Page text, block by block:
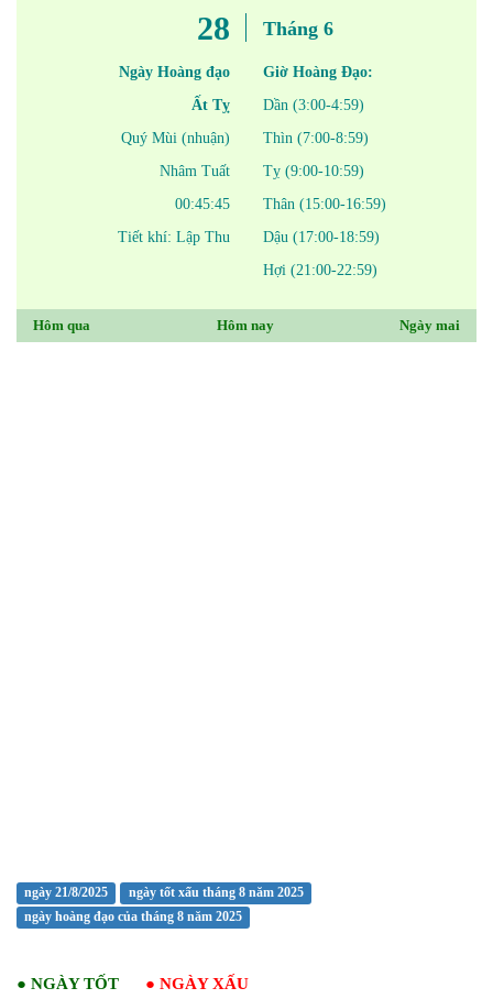
28
Ngày Hoàng đạo
Ất Tỵ
Quý Mùi (nhuận)
Nhâm Tuất
00:45:45
Tiết khí: Lập Thu
Tháng 6
Giờ Hoàng Đạo:
Dần (3:00-4:59)
Thìn (7:00-8:59)
Tỵ (9:00-10:59)
Thân (15:00-16:59)
Dậu (17:00-18:59)
Hợi (21:00-22:59)
Hôm qua Hôm nay Ngày mai
ngày 21/8/2025
ngày tốt xấu tháng 8 năm 2025
ngày hoàng đạo của tháng 8 năm 2025
● NGÀY TỐT ● NGÀY XẤU